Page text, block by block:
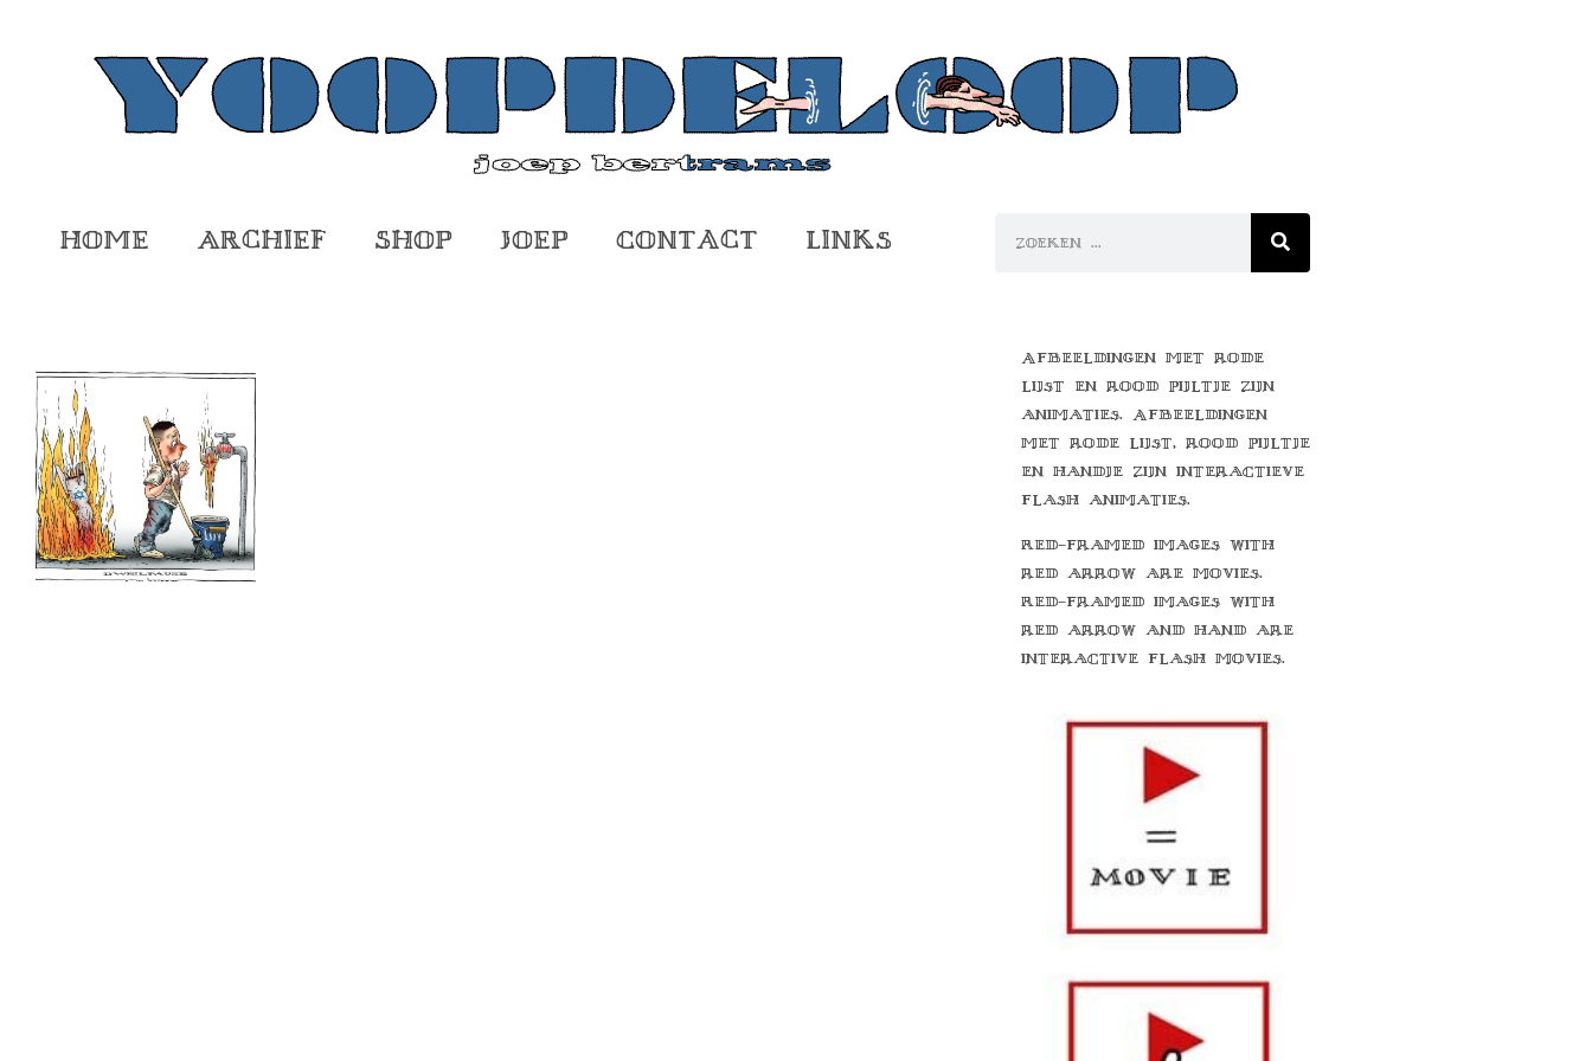
Home Archief Shop Joep Contact Links
Afbeeldingen met rode
lijst en rood pijltje zijn
animaties. Afbeeldingen
met rode lijst, rood pijltje
en handje zijn interactieve
flash animaties.
Red-framed images with
red arrow are movies.
Red-framed images with
red arrow and hand are
interactive flash movies.